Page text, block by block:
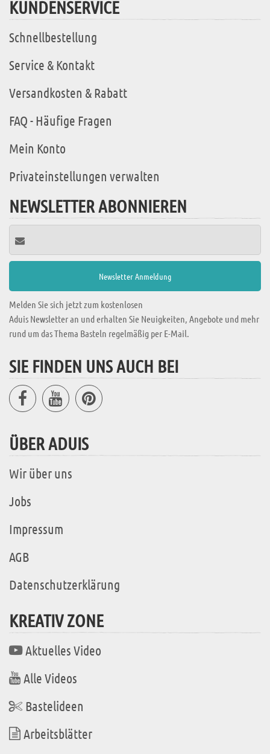
KUNDENSERVICE
Schnellbestellung
Service & Kontakt
Versandkosten & Rabatt
FAQ - Häufige Fragen
Mein Konto
Privateinstellungen verwalten
NEWSLETTER ABONNIEREN
Melden Sie sich jetzt zum kostenlosen
Aduis Newsletter an und erhalten Sie Neuigkeiten, Angebote und mehr
rund um das Thema Basteln regelmäßig per E-Mail.
SIE FINDEN UNS AUCH BEI
ÜBER ADUIS
Wir über uns
Jobs
Impressum
AGB
Datenschutzerklärung
KREATIV ZONE
Aktuelles Video
Alle Videos
Bastelideen
Arbeitsblätter